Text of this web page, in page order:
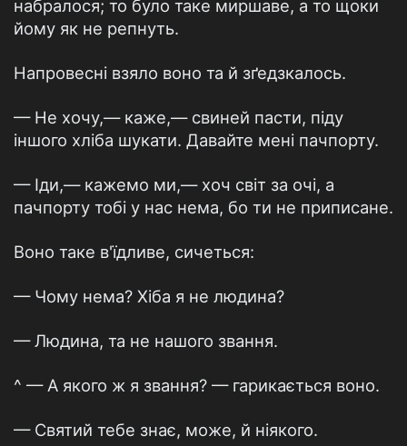
набралося; то було таке миршаве, а то щоки
йому як не репнуть.
Напровесні взяло воно та й зґедзкалось.
— Не хочу,— каже,— свиней пасти, піду
іншого хліба шукати. Давайте мені пачпорту.
— Іди,— кажемо ми,— хоч світ за очі, а
пачпорту тобі у нас нема, бо ти не приписане.
Воно таке в'їдливе, сичеться:
— Чому нема? Хіба я не людина?
— Людина, та не нашого звання.
^ — А якого ж я звання? — гарикається воно.
— Святий тебе знає, може, й ніякого.